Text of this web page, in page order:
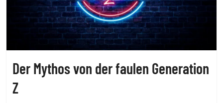
Der Mythos von der faulen Generation
Z